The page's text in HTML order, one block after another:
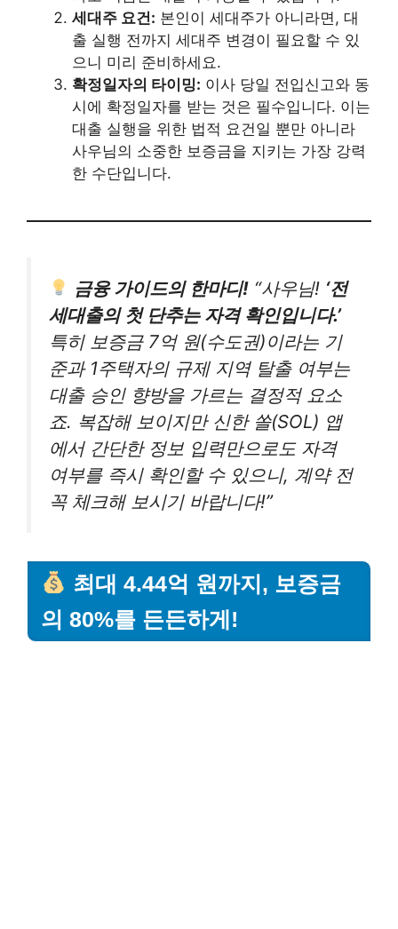
세대주 요건: 본인이 세대주가 아니라면, 대
출 실행 전까지 세대주 변경이 필요할 수 있
으니 미리 준비하세요.
확정일자의 타이밍: 이사 당일 전입신고와 동
시에 확정일자를 받는 것은 필수입니다. 이는
대출 실행을 위한 법적 요건일 뿐만 아니라
사우님의 소중한 보증금을 지키는 가장 강력
한 수단입니다.
금융 가이드의 한마디! “사우님! ‘전
세대출의 첫 단추는 자격 확인입니다.’
특히 보증금 7억 원(수도권)이라는 기
준과 1주택자의 규제 지역 탈출 여부는
대출 승인 향방을 가르는 결정적 요소
죠. 복잡해 보이지만 신한 쏠(SOL) 앱
에서 간단한 정보 입력만으로도 자격
여부를 즉시 확인할 수 있으니, 계약 전
꼭 체크해 보시기 바랍니다!”
최대 4.44억 원까지, 보증금
의 80%를 든든하게!